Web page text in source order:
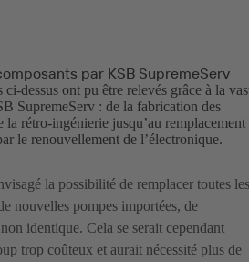
par KSB SupremeServ
dessus ont pu être relevés grâce à la
SupremeServ : de la fabrication des
la rétro-ingénierie jusqu’au remplacement
le renouvellement de l’électronique.
la possibilité de remplacer toutes les
nouvelles pompes importées, de
identique. Cela se serait cependant
trop coûteux et aurait nécessité plus de